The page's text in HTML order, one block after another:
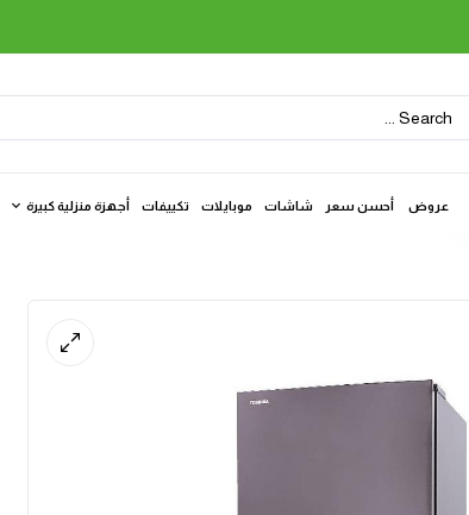
عروض أحسن سعر شاشات موبايلات تكييفات أجهزة منزلية كبيرة